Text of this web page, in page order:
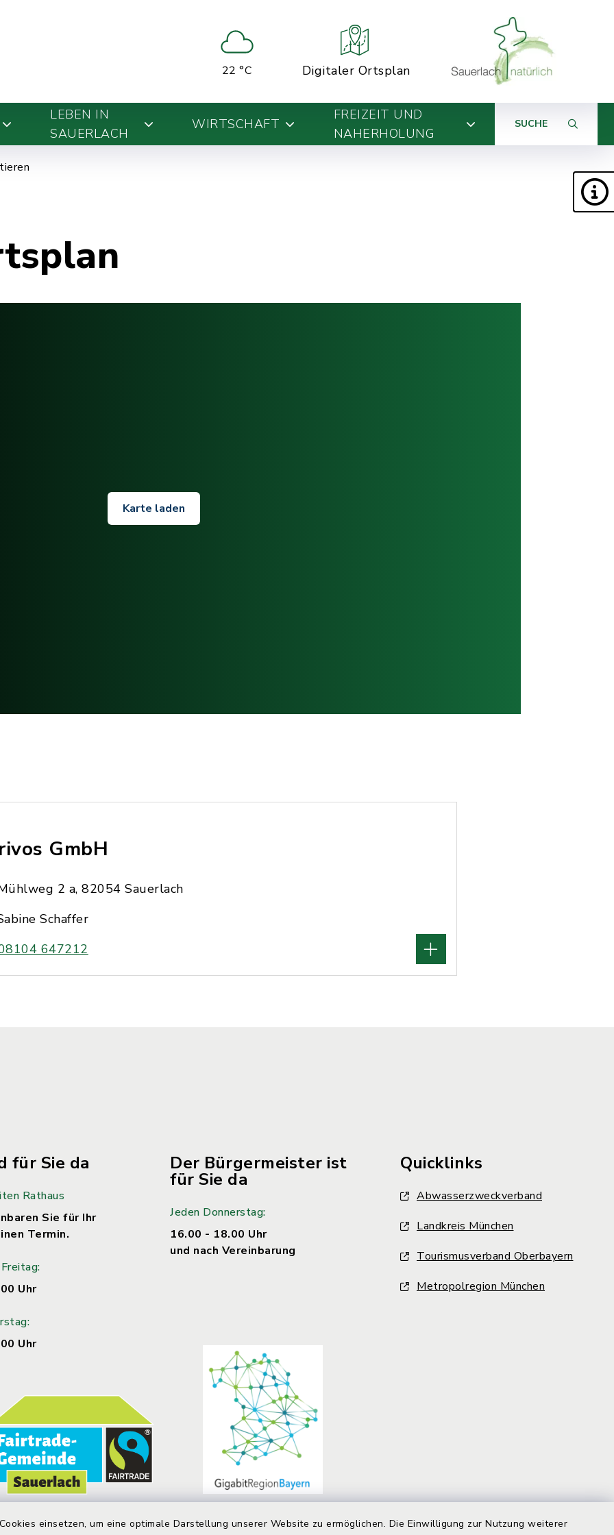
einsetzen, um eine optimale Darstellung unserer Website zu ermöglichen. Die Einwilligung zur Nutzung weiterer
22 °C Digitaler Ortsplan
LEBEN IN
SAUERLACH
WIRTSCHAFT
FREIZEIT UND
NAHERHOLUNG
SUCHE
Karte laden
GmbH
2 a, 82054 Sauerlach
Schaffer
647212
für Sie da
Rathaus
Sie für Ihr
Termin.
Uhr
Uhr
Der Bürgermeister ist
für Sie da
Jeden Donnerstag:
16.00 - 18.00 Uhr
und nach Vereinbarung
Quicklinks
Abwasserzweckverband
Landkreis München
Tourismusverband Oberbayern
Metropolregion München